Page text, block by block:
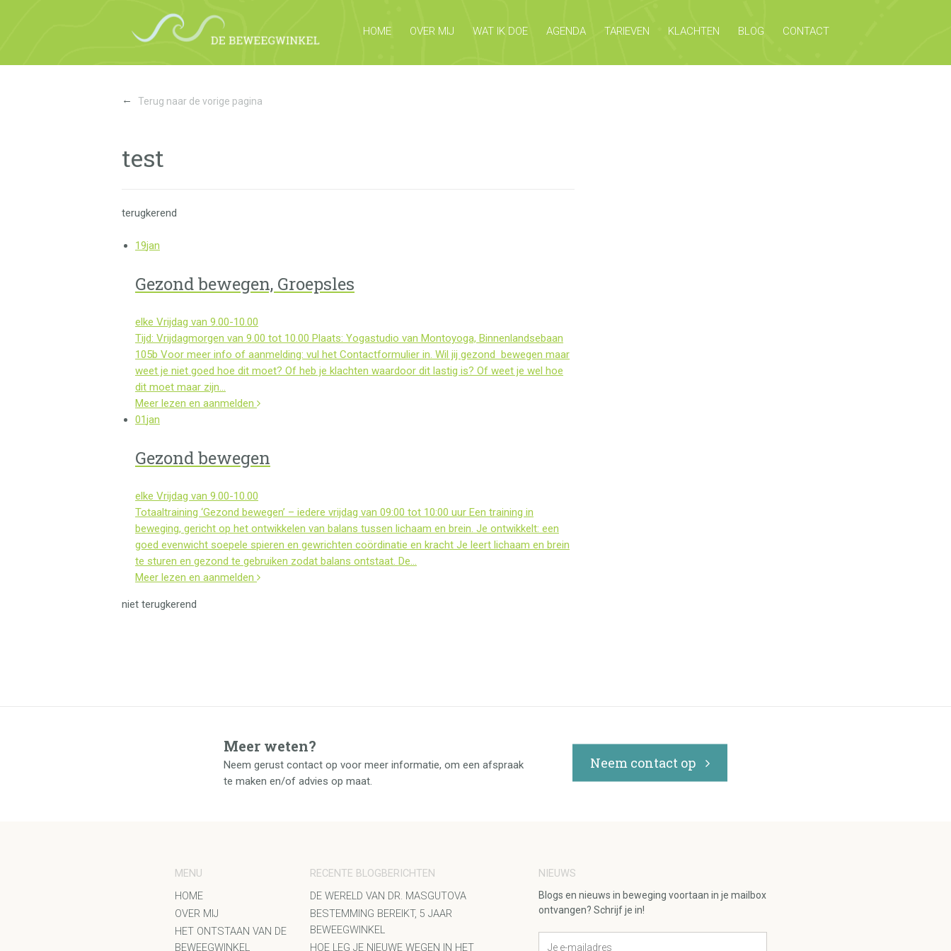
HOME OVER MIJ WAT IK DOE AGENDA TARIEVEN KLACHTEN BLOG CONTACT
← Terug naar de vorige pagina
test
terugkerend
19jan
Gezond bewegen, Groepsles
elke Vrijdag van 9.00-10.00
Tijd: Vrijdagmorgen van 9.00 tot 10.00 Plaats: Yogastudio van Montoyoga, Binnenlandsebaan
105b Voor meer info of aanmelding: vul het Contactformulier in. Wil jij gezond bewegen maar
weet je niet goed hoe dit moet? Of heb je klachten waardoor dit lastig is? Of weet je wel hoe
dit moet maar zijn…
Meer lezen en aanmelden
01jan
Gezond bewegen
elke Vrijdag van 9.00-10.00
Totaaltraining ‘Gezond bewegen’ – iedere vrijdag van 09:00 tot 10:00 uur Een training in
beweging, gericht op het ontwikkelen van balans tussen lichaam en brein. Je ontwikkelt: een
goed evenwicht soepele spieren en gewrichten coördinatie en kracht Je leert lichaam en brein
te sturen en gezond te gebruiken zodat balans ontstaat. De…
Meer lezen en aanmelden
niet terugkerend
Meer weten?
Neem gerust contact op voor meer informatie, om een afspraak
te maken en/of advies op maat.
Neem contact op
MENU
HOME
OVER MIJ
HET ONTSTAAN VAN DE
BEWEEGWINKEL
RECENTE BLOGBERICHTEN
DE WERELD VAN DR. MASGUTOVA
BESTEMMING BEREIKT, 5 JAAR
BEWEEGWINKEL
HOE LEG JE NIEUWE WEGEN IN HET
NIEUWS
Blogs en nieuws in beweging voortaan in je mailbox
ontvangen? Schrijf je in!